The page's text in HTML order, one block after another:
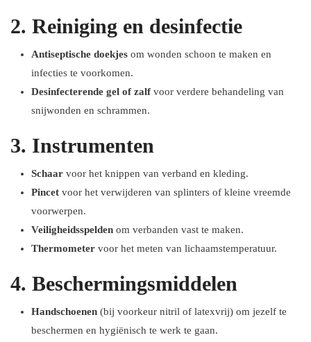
2. Reiniging en desinfectie
Antiseptische doekjes om wonden schoon te maken en
infecties te voorkomen.
Desinfecterende gel of zalfvoor verdere behandeling van
snijwonden en schrammen.
3. Instrumenten
Schaar voor het knippen van verband en kleding.
Pincet voor het verwijderen van splinters of kleine vreemde
voorwerpen.
Veiligheidsspelden om verbanden vast te maken.
Thermometer voor het meten van lichaamstemperatuur.
4. Beschermingsmiddelen
Handschoenen (bij voorkeur nitril of latexvrij) om jezelf te
beschermen en hygiënisch te werk te gaan.